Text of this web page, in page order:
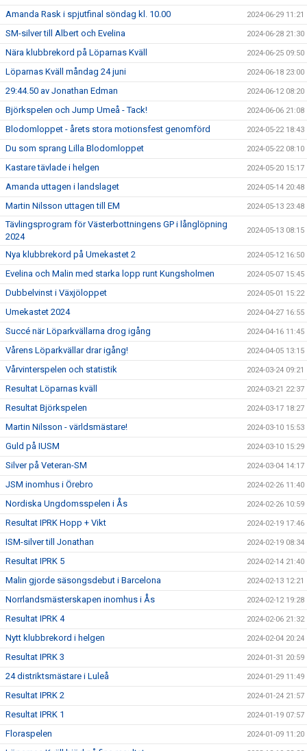
Amanda Rask i spjutfinal söndag kl. 10.00 2024-06-29 11:21
SM-silver till Albert och Evelina 2024-06-28 21:30
Nära klubbrekord på Löparnas Kväll 2024-06-25 09:50
Löparnas Kväll måndag 24 juni 2024-06-18 23:00
29:44.50 av Jonathan Edman 2024-06-12 08:20
Björkspelen och Jump Umeå - Tack! 2024-06-06 21:08
Blodomloppet - årets stora motionsfest genomförd 2024-05-22 18:43
Du som sprang Lilla Blodomloppet 2024-05-22 08:10
Kastare tävlade i helgen 2024-05-20 15:17
Amanda uttagen i landslaget 2024-05-14 20:48
Martin Nilsson uttagen till EM 2024-05-13 23:48
Tävlingsprogram för Västerbottningens GP i långlöpning
2024
2024-05-13 08:15
Nya klubbrekord på Umekastet 2 2024-05-12 16:50
Evelina och Malin med starka lopp runt Kungsholmen 2024-05-07 15:45
Dubbelvinst i Växjöloppet 2024-05-01 15:22
Umekastet 2024 2024-04-27 16:55
Succé när Löparkvällarna drog igång 2024-04-16 11:45
Vårens Löparkvällar drar igång! 2024-04-05 13:15
Vårvinterspelen och statistik 2024-03-24 09:21
Resultat Löparnas kväll 2024-03-21 22:37
Resultat Björkspelen 2024-03-17 18:27
Martin Nilsson - världsmästare! 2024-03-10 15:53
Guld på IUSM 2024-03-10 15:29
Silver på Veteran-SM 2024-03-04 14:17
JSM inomhus i Örebro 2024-02-26 11:40
Nordiska Ungdomsspelen i Ås 2024-02-26 10:59
Resultat IPRK Hopp + Vikt 2024-02-19 17:46
ISM-silver till Jonathan 2024-02-19 08:34
Resultat IPRK 5 2024-02-14 21:40
Malin gjorde säsongsdebut i Barcelona 2024-02-13 12:21
Norrlandsmästerskapen inomhus i Ås 2024-02-12 19:28
Resultat IPRK 4 2024-02-06 21:32
Nytt klubbrekord i helgen 2024-02-04 20:24
Resultat IPRK 3 2024-01-31 20:59
24 distriktsmästare i Luleå 2024-01-29 11:49
Resultat IPRK 2 2024-01-24 21:57
Resultat IPRK 1 2024-01-19 07:57
Floraspelen 2024-01-09 11:20